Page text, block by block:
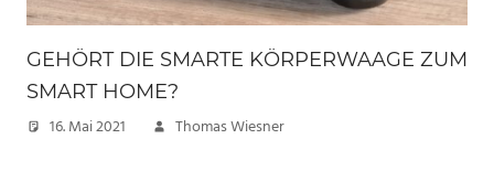
GEHÖRT DIE SMARTE KÖRPERWAAGE ZUM
SMART HOME?
16. Mai 2021 Thomas Wiesner